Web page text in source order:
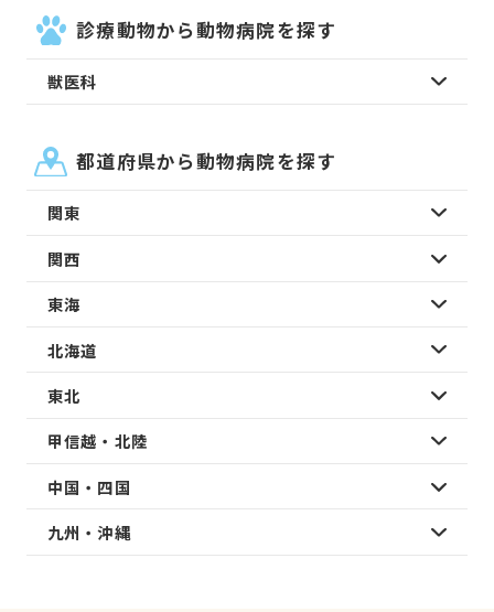
診療動物から動物病院を探す
獣医科
都道府県から動物病院を探す
関東
関西
東海
北海道
東北
甲信越・北陸
中国・四国
九州・沖縄